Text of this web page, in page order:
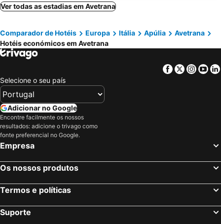
Hotel Riva Del Sole
HOTEL PARADISE
Masseria Grottella
Hotel Villaggio Aurora
L'Angolo Di Beppe
Hotel Perla Dello Ionio
Hotel Presidente
Hotel Isola Lo Scoglio
Villetta Leonardo Da Vinci
Hotel Belsito
BHB Hotel
B&B Gioiello del Mare
Relais Reggia Domizia
Hotel Zodiaco
Masseria Le Fabriche
President Hotel
Il Corso
Grand Hotel Paradise
Hotel Da Ettore
Ver todas as estadias em Avetrana
Comparador de Hotéis Europa Itália Apúlia
Avetrana
Hotéis económicos em Avetrana
Facebook
Twitter
Selecione o seu país
Adicionar no Google
Encontre facilmente os nossos
resultados: adicione o trivago como
fonte preferencial no Google.
Empresa
Os nossos produtos
Termos e políticas
Suporte